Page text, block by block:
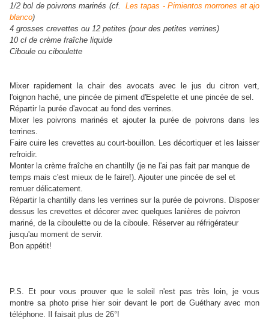
1/2 bol de poivrons marinés (cf.Les tapas - Pimientos morrones et ajo
blanco)
4 grosses crevettes ou 12 petites (pour des petites verrines)
10 cl de crème fraîche liquide
Ciboule ou ciboulette
Mixer rapidement la chair des avocats avec le jus du citron vert,
l'oignon haché, une pincée de piment d'Espelette et une pincée de sel.
Répartir la purée d'avocat au fond des verrines.
Mixer les poivrons marinés et ajouter la purée de poivrons dans les
terrines.
Faire cuire les crevettes au court-bouillon. Les décortiquer et les laisser
refroidir.
Monter la crème fraîche en chantilly (je ne l'ai pas fait par manque de
temps mais c'est mieux de le faire!). Ajouter une pincée de sel et
remuer délicatement.
Répartir la chantilly dans les verrines sur la purée de poivrons. Disposer
dessus les crevettes et décorer avec quelques lanières de poivron
mariné, de la ciboulette ou de la ciboule. Réserver au réfrigérateur
jusqu'au moment de servir.
Bon appétit!
P.S. Et pour vous prouver que le soleil n'est pas très loin, je vous
montre sa photo prise hier soir devant le port de Guéthary avec mon
téléphone. Il faisait plus de 26°!